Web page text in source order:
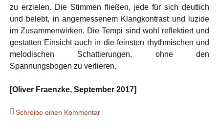
zu erzielen. Die Stimmen fließen, jede für sich deutlich
und belebt, in angemessenem Klangkontrast und luzide
im Zusammenwirken. Die Tempi sind wohl reflektiert und
gestatten Einsicht auch in die feinsten rhythmischen und
melodischen Schattierungen, ohne den
Spannungsbogen zu verlieren.
[Oliver Fraenzke, September 2017]
Schreibe einen Kommentar